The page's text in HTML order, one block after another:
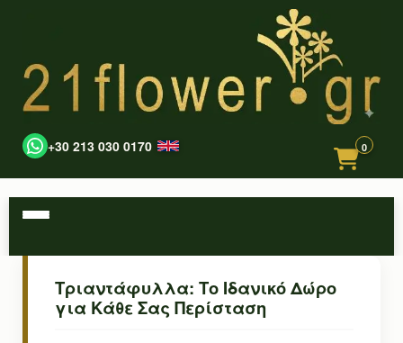
+30 213 030 0170 0
Τριαντάφυλλα: Το Ιδανικό Δώρο
για Κάθε Σας Περίσταση